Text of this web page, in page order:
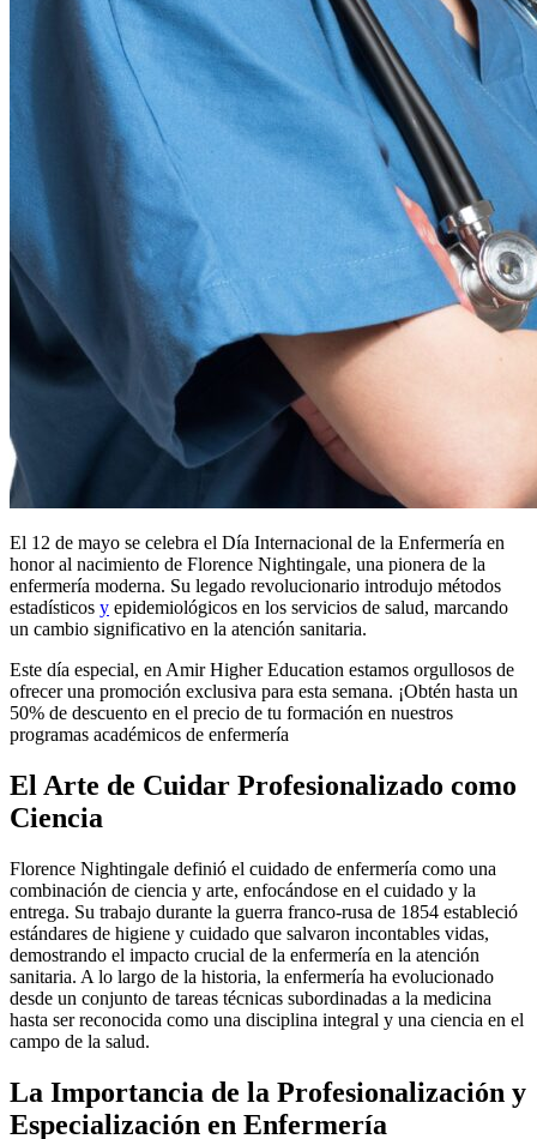
El 12 de mayo se celebra el Día Internacional de la Enfermería en
honor al nacimiento de Florence Nightingale, una pionera de la
enfermería moderna. Su legado revolucionario introdujo métodos
estadísticos y epidemiológicos en los servicios de salud, marcando
un cambio significativo en la atención sanitaria.
Este día especial, en Amir Higher Education estamos orgullosos de
ofrecer una promoción exclusiva para esta semana. ¡Obtén hasta un
50% de descuento en el precio de tu formación en nuestros
programas académicos de enfermería
El Arte de Cuidar Profesionalizado como
Ciencia
Florence Nightingale definió el cuidado de enfermería como una
combinación de ciencia y arte, enfocándose en el cuidado y la
entrega. Su trabajo durante la guerra franco-rusa de 1854 estableció
estándares de higiene y cuidado que salvaron incontables vidas,
demostrando el impacto crucial de la enfermería en la atención
sanitaria. A lo largo de la historia, la enfermería ha evolucionado
desde un conjunto de tareas técnicas subordinadas a la medicina
hasta ser reconocida como una disciplina integral y una ciencia en el
campo de la salud.
La Importancia de la Profesionalización y
Especialización en Enfermería